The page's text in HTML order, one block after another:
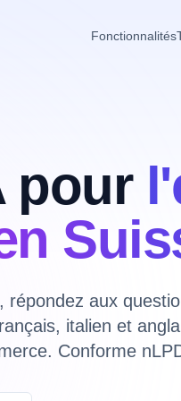
Fonctionnalités
pour
répondez aux
italien et
Conforme